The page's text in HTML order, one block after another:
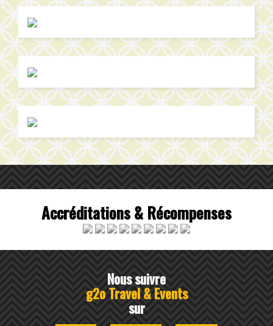
Accréditations & Récompenses
Nous suivre
g2o Travel & Events
sur